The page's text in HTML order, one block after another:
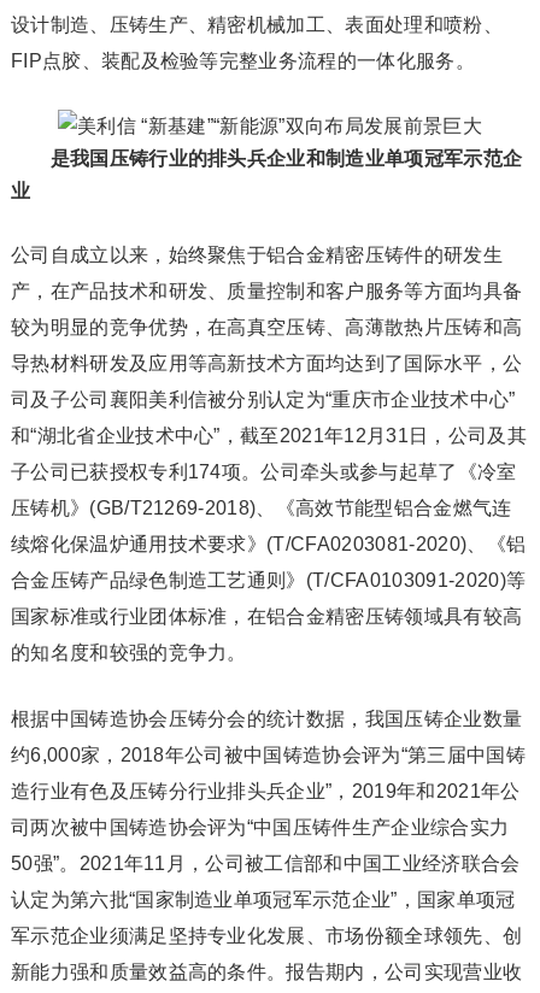
设计制造、压铸生产、精密机械加工、表面处理和喷粉、
FIP点胶、装配及检验等完整业务流程的一体化服务。
是我国压铸行业的排头兵企业和制造业单项冠军示范企
业
公司自成立以来，始终聚焦于铝合金精密压铸件的研发生
产，在产品技术和研发、质量控制和客户服务等方面均具备
较为明显的竞争优势，在高真空压铸、高薄散热片压铸和高
导热材料研发及应用等高新技术方面均达到了国际水平，公
司及子公司襄阳美利信被分别认定为“重庆市企业技术中心”
和“湖北省企业技术中心”，截至2021年12月31日，公司及其
子公司已获授权专利174项。公司牵头或参与起草了《冷室
压铸机》(GB/T21269-2018)、《高效节能型铝合金燃气连
续熔化保温炉通用技术要求》(T/CFA0203081-2020)、《铝
合金压铸产品绿色制造工艺通则》(T/CFA0103091-2020)等
国家标准或行业团体标准，在铝合金精密压铸领域具有较高
的知名度和较强的竞争力。
根据中国铸造协会压铸分会的统计数据，我国压铸企业数量
约6,000家，2018年公司被中国铸造协会评为“第三届中国铸
造行业有色及压铸分行业排头兵企业”，2019年和2021年公
司两次被中国铸造协会评为“中国压铸件生产企业综合实力
50强”。2021年11月，公司被工信部和中国工业经济联合会
认定为第六批“国家制造业单项冠军示范企业”，国家单项冠
军示范企业须满足坚持专业化发展、市场份额全球领先、创
新能力强和质量效益高的条件。报告期内，公司实现营业收